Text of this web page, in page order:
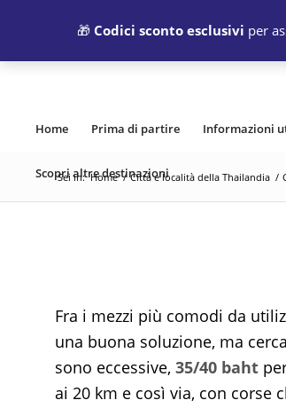
🎁 Codici sconto esclusivi per
Home Prima di partire Informazioni
Scopri altre destinazioni
Sei in: Home / Città e località della Thailandia /
Fra i mezzi più comodi da
una buona soluzione, ma
sono eccessive, 35/40 baht
ai 20 km e così via, con corse